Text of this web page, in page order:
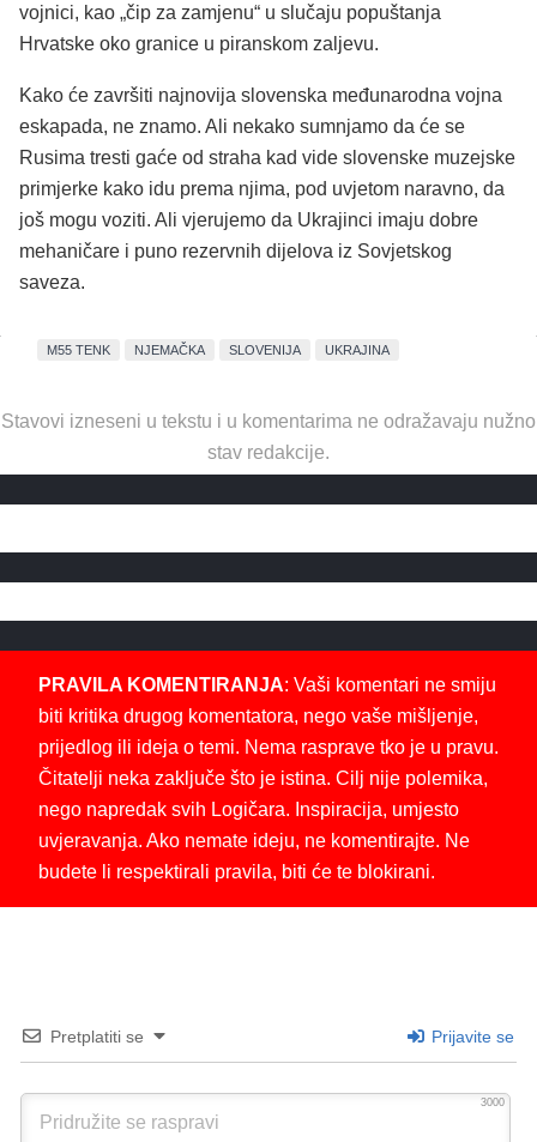
vojnici, kao „čip za zamjenu“ u slučaju popuštanja
Hrvatske oko granice u piranskom zaljevu.
Kako će završiti najnovija slovenska međunarodna vojna
eskapada, ne znamo. Ali nekako sumnjamo da će se
Rusima tresti gaće od straha kad vide slovenske muzejske
primjerke kako idu prema njima, pod uvjetom naravno, da
još mogu voziti. Ali vjerujemo da Ukrajinci imaju dobre
mehaničare i puno rezervnih dijelova iz Sovjetskog
saveza.
M55 TENK NJEMAČKA SLOVENIJA UKRAJINA
Stavovi izneseni u tekstu i u komentarima ne odražavaju nužno
stav redakcije.
PRAVILA KOMENTIRANJA: Vaši komentari ne smiju
biti kritika drugog komentatora, nego vaše mišljenje,
prijedlog ili ideja o temi. Nema rasprave tko je u pravu.
Čitatelji neka zaključe što je istina. Cilj nije polemika,
nego napredak svih Logičara. Inspiracija, umjesto
uvjeravanja. Ako nemate ideju, ne komentirajte. Ne
budete li respektirali pravila, biti će te blokirani.
Pretplatiti se Prijavite se
3000